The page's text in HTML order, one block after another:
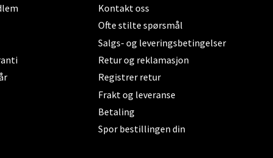
Kontakt oss
Ofte stilte spørsmål
Salgs- og leveringsbetingelser
Retur og reklamasjon
Registrer retur
Frakt og leveranse
Betaling
Spor bestillingen din